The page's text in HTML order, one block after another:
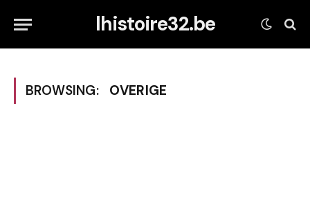
lhistoire32.be
BROWSING: OVERIGE